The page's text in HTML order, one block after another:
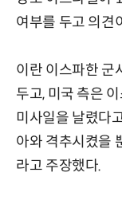
여부를 두고 의견
이란 이스파한 군
두고, 미국 측은
미사일을 날렸다
아와 격추시켰을
라고 주장했다.